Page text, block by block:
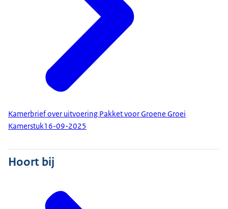
Kamerbrief over uitvoering Pakket voor Groene Groei
Kamerstuk16-09-2025
Hoort bij